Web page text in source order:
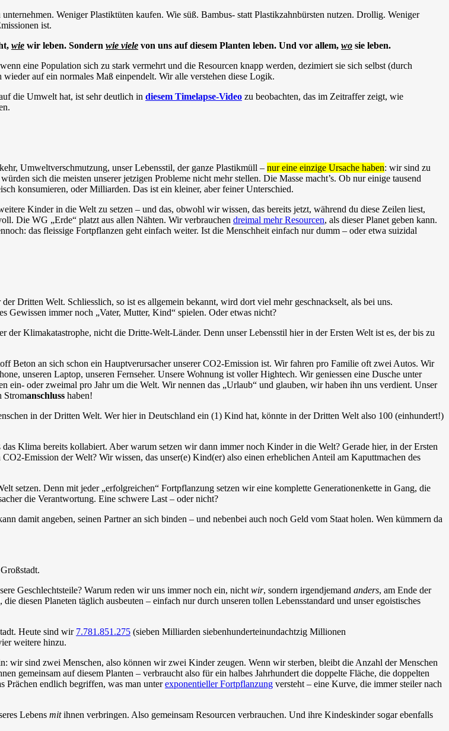
Weniger Plastiktüten kaufen. Wie süß. Bambus- statt Plastikzahnbürsten nutzen. Drollig. Weniger
ist.
wie wir leben. Sondern wie viele von uns auf diesem Planten leben. Und vor allem, wo sie leben.
eine Population sich zu stark vermehrt und die Resourcen knapp werden, dezimiert sie sich selbst (durch
auf ein normales Maß einpendelt. Wir alle verstehen diese Logik.
die Umwelt hat, ist sehr deutlich in diesem Timelapse-Video zu beobachten, das im Zeitraffer zeigt, wie
Umweltverschmutzung, unser Lebensstil, der ganze Plastikmüll – nur eine einzige Ursache haben: wir sind zu
sich die meisten unserer jetzigen Probleme nicht mehr stellen. Die Masse macht’s. Ob nur einige tausend
konsumieren, oder Milliarden. Das ist ein kleiner, aber feiner Unterschied.
Kinder in die Welt zu setzen – und das, obwohl wir wissen, das bereits jetzt, während du diese Zeilen liest,
Die WG „Erde“ platzt aus allen Nähten. Wir verbrauchen dreimal mehr Resourcen, als dieser Planet geben kann.
das fleissige Fortpflanzen geht einfach weiter. Ist die Menschheit einfach nur dumm – oder etwa suizidal
Dritten Welt. Schliesslich, so ist es allgemein bekannt, wird dort viel mehr geschnackselt, als bei uns.
Gewissen immer noch „Vater, Mutter, Kind“ spielen. Oder etwas nicht?
der Klimakatastrophe, nicht die Dritte-Welt-Länder. Denn unser Lebensstil hier in der Ersten Welt ist es, der bis zu
Beton an sich schon ein Hauptverursacher unserer CO2-Emission ist. Wir fahren pro Familie oft zwei Autos. Wir
unseren Laptop, unseren Fernseher. Unsere Wohnung ist voller Hightech. Wir geniessen eine Dusche unter
ein- oder zweimal pro Jahr um die Welt. Wir nennen das „Urlaub“ und glauben, wir haben ihn uns verdient. Unser
Stromanschluss haben!
in der Dritten Welt. Wer hier in Deutschland ein (1) Kind hat, könnte in der Dritten Welt also 100 (einhundert!)
Klima bereits kollabiert. Aber warum setzen wir dann immer noch Kinder in die Welt? Gerade hier, in der Ersten
Emission der Welt? Wir wissen, das unser(e) Kind(er) also einen erheblichen Anteil am Kaputtmachen des
setzen. Denn mit jeder „erfolgreichen“ Fortpflanzung setzen wir eine komplette Generationenkette in Gang, die
die Verantwortung. Eine schwere Last – oder nicht?
damit angeben, seinen Partner an sich binden – und nebenbei auch noch Geld vom Staat holen. Wen kümmern da
Geschlechtsteile? Warum reden wir uns immer noch ein, nicht wir, sondern irgendjemand anders, am Ende der
diesen Planeten täglich ausbeuten – einfach nur durch unseren tollen Lebensstandard und unser egoistisches
Heute sind wir 7.781.851.275 (sieben Milliarden siebenhunderteinundachtzig Millionen
weitere hinzu.
wir sind zwei Menschen, also können wir zwei Kinder zeugen. Wenn wir sterben, bleibt die Anzahl der Menschen
gemeinsam auf diesem Planten – verbraucht also für ein halbes Jahrhundert die doppelte Fläche, die doppelten
Prächen endlich begriffen, was man unterexponentieller Fortpflanzung versteht – eine Kurve, die immer steiler nach
Lebens mitihnen verbringen. Also gemeinsam Resourcen verbrauchen. Und ihre Kindeskinder sogar ebenfalls